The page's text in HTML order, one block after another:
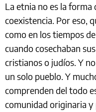
La etnia no es la forma
coexistencia. Por eso,
como en los tiempos
cuando cosechaban
cristianos o judíos. Y
un solo pueblo. Y
comprenden del todo
comunidad originaria y